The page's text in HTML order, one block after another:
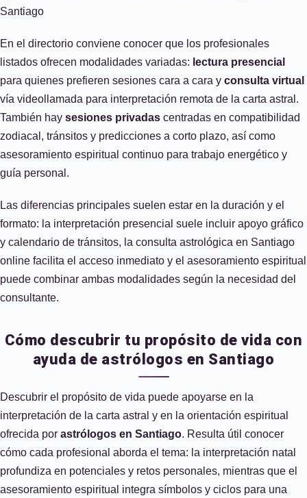
Santiago
En el directorio conviene conocer que los profesionales
listados ofrecen modalidades variadas: lectura presencial
para quienes prefieren sesiones cara a cara y consulta virtual
vía videollamada para interpretación remota de la carta astral.
También hay sesiones privadas centradas en compatibilidad
zodiacal, tránsitos y predicciones a corto plazo, así como
asesoramiento espiritual continuo para trabajo energético y
guía personal.
Las diferencias principales suelen estar en la duración y el
formato: la interpretación presencial suele incluir apoyo gráfico
y calendario de tránsitos, la consulta astrológica en Santiago
online facilita el acceso inmediato y el asesoramiento espiritual
puede combinar ambas modalidades según la necesidad del
consultante.
Cómo descubrir tu propósito de vida con
ayuda de astrólogos en Santiago
Descubrir el propósito de vida puede apoyarse en la
interpretación de la carta astral y en la orientación espiritual
ofrecida por astrólogos en Santiago. Resulta útil conocer
cómo cada profesional aborda el tema: la interpretación natal
profundiza en potenciales y retos personales, mientras que el
asesoramiento espiritual integra símbolos y ciclos para una